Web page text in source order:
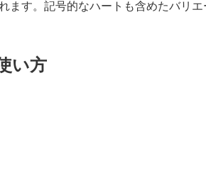
ます。記号的なハートも含めたバリ
い方